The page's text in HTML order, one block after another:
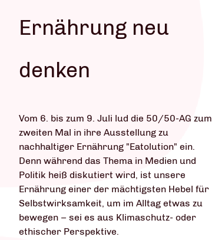
Ernährung neu
denken
Vom 6. bis zum 9. Juli lud die 50/50-AG zum
zweiten Mal in ihre Ausstellung zu
nachhaltiger Ernährung "Eatolution" ein.
Denn während das Thema in Medien und
Politik heiß diskutiert wird, ist unsere
Ernährung einer der mächtigsten Hebel für
Selbstwirksamkeit, um im Alltag etwas zu
bewegen – sei es aus Klimaschutz- oder
ethischer Perspektive.